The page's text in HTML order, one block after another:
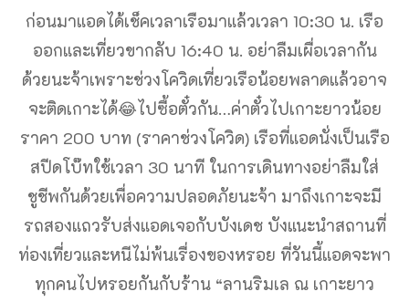
ก่อนมาแอดได้เช็คเวลาเรือมาแล้วเวลา 10:30 น. เรือ
ออกและเที่ยวขากลับ 16:40 น. อย่าลืมเผื่อเวลากัน
ด้วยนะจ้าเพราะช่วงโควิดเที่ยวเรือน้อยพลาดแล้วอาจ
จะติดเกาะได้😂ไปซื้อตั๋วกัน…ค่าตั๋วไปเกาะยาวน้อย
ราคา 200 บาท (ราคาช่วงโควิด) เรือที่แอดนั่งเป็นเรือ
สปีดโบ๊ทใช้เวลา 30 นาที ในการเดินทางอย่าลืมใส่
ชูชีพกันด้วยเพื่อความปลอดภัยนะจ้า มาถึงเกาะจะมี
รถสองแถวรับส่งแอดเจอกับบังเดช บังแนะนำสถานที่
ท่องเที่ยวและหนีไม่พ้นเรื่องของหรอย ที่วันนี้แอดจะพา
ทุกคนไปหรอยกันกับร้าน “ลานริมเล ณ เกาะยาว